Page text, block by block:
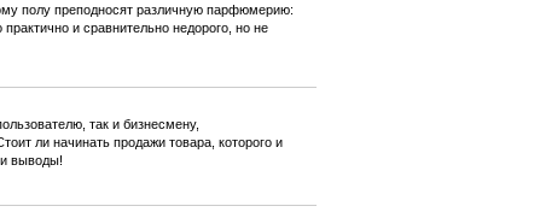
полу преподносят различную парфюмерию:
и сравнительно недорого, но не
так и бизнесмену,
ли начинать продажи товара, которого и
выводы!